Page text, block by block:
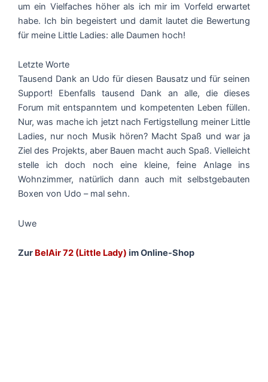
um ein Vielfaches höher als ich mir im Vorfeld erwartet
habe. Ich bin begeistert und damit lautet die Bewertung
für meine Little Ladies: alle Daumen hoch!
Letzte Worte
Tausend Dank an Udo für diesen Bausatz und für seinen
Support! Ebenfalls tausend Dank an alle, die dieses
Forum mit entspanntem und kompetenten Leben füllen.
Nur, was mache ich jetzt nach Fertigstellung meiner Little
Ladies, nur noch Musik hören? Macht Spaß und war ja
Ziel des Projekts, aber Bauen macht auch Spaß. Vielleicht
stelle ich doch noch eine kleine, feine Anlage ins
Wohnzimmer, natürlich dann auch mit selbstgebauten
Boxen von Udo – mal sehn.
Uwe
Zur BelAir 72 (Little Lady) im Online-Shop